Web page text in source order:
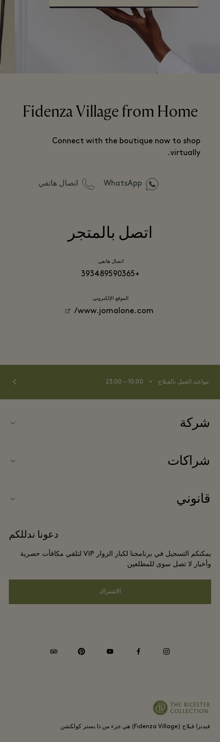
Fidenza Village from Home
Connect with the boutique now to shop
virtually.
WhatsApp اتصال هاتفي
اتصل بالمتجر
اتصال هاتفي:
+393489590365
الموقع الإلكتروني:
www.jomalone.com/
مواعيد العمل بالفيلاج ⬩
10:00 – 23:00
شركة
الأسئلة المتكررة
الوظائف
تنزيل التطبيق
بطاقة هدايا فيدنزا فيلاج (Fidenza Village)
شراكات
انضموا إلى شركائنا
قانوني
إشعارات الخصوصية
Whistleblowing
دعونا ندللكم
يمكنكم التسجيل في برنامجنا لكبار الزوار VIP لتلقي مكافآت حصرية
وأخبار لا تصل سوى للمطلعين
الاشتراك
فيدنزا فيلاج (Fidenza Village) هي جزء من ذا بستر كولكشن
instagram
facebook
youtube
pinterest
tripadvisor